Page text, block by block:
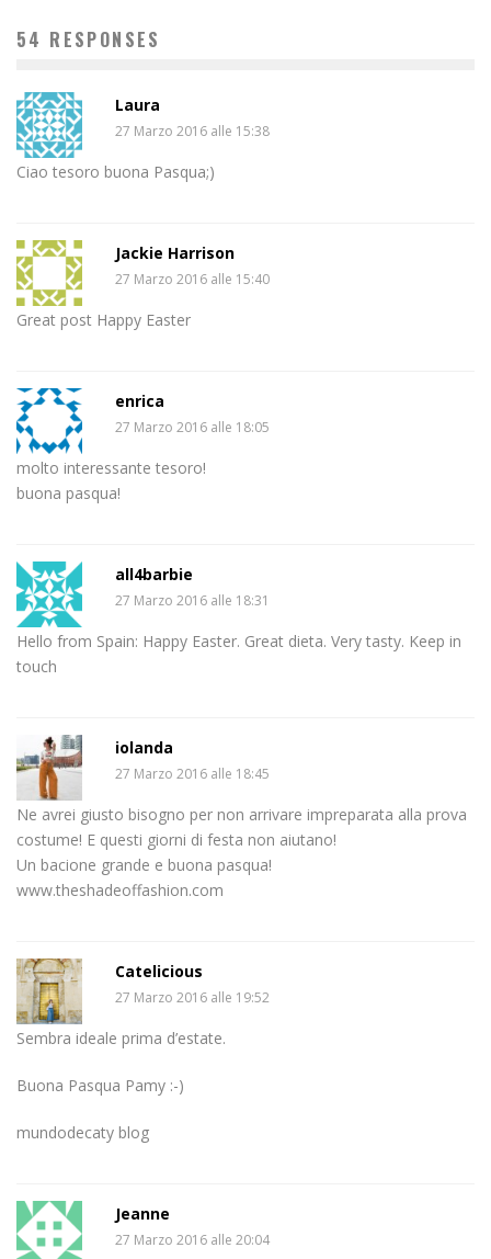
54 RESPONSES
Laura
27 Marzo 2016 alle 15:38
Ciao tesoro buona Pasqua;)
Jackie Harrison
27 Marzo 2016 alle 15:40
Great post Happy Easter
enrica
27 Marzo 2016 alle 18:05
molto interessante tesoro!
buona pasqua!
all4barbie
27 Marzo 2016 alle 18:31
Hello from Spain: Happy Easter. Great dieta. Very tasty. Keep in
touch
iolanda
27 Marzo 2016 alle 18:45
Ne avrei giusto bisogno per non arrivare impreparata alla prova
costume! E questi giorni di festa non aiutano!
Un bacione grande e buona pasqua!
www.theshadeoffashion.com
Catelicious
27 Marzo 2016 alle 19:52
Sembra ideale prima d’estate.
Buona Pasqua Pamy :-)
mundodecaty blog
Jeanne
27 Marzo 2016 alle 20:04